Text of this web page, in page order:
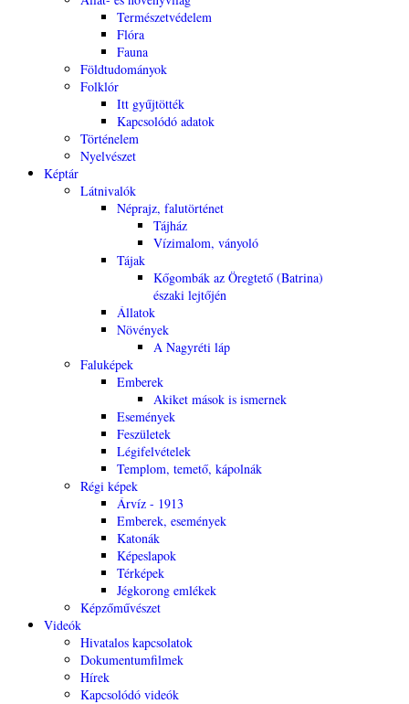
Természetvédelem
Flóra
Fauna
Földtudományok
Folklór
Itt gyűjtötték
Kapcsolódó adatok
Történelem
Nyelvészet
Képtár
Látnivalók
Néprajz, falutörténet
Tájház
Vízimalom, ványoló
Tájak
Kőgombák az Öregtető (Batrina)
északi lejtőjén
Állatok
Növények
A Nagyréti láp
Faluképek
Emberek
Akiket mások is ismernek
Események
Feszületek
Légifelvételek
Templom, temető, kápolnák
Régi képek
Árvíz - 1913
Emberek, események
Katonák
Képeslapok
Térképek
Jégkorong emlékek
Képzőművészet
Videók
Hivatalos kapcsolatok
Dokumentumfilmek
Hírek
Kapcsolódó videók